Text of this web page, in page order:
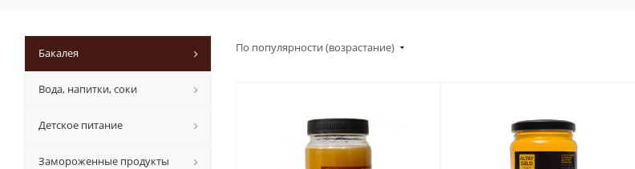
По популярности (возрастание)
Бакалея
Вода, напитки, соки
Детское питание
Замороженные продукты